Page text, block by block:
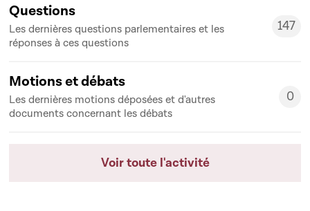
Questions
Les dernières questions parlementaires et les
réponses à ces questions
147
147
Motions et débats
Les dernières motions déposées et d'autres
documents concernant les débats
0
0
Voir toute l'activité